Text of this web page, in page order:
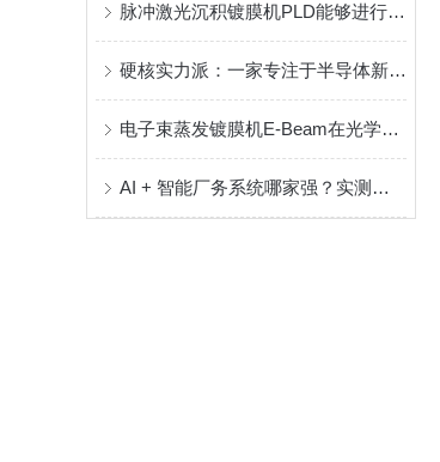
脉冲激光沉积镀膜机PLD能够进行非平衡的沉积过程
硬核实力派：一家专注于半导体新工艺验证技术服务的实力制造商
电子束蒸发镀膜机E-Beam在光学薄膜制造中的作用
AI + 智能厂务系统哪家强？实测解析实力制造商矢量科学核心优势